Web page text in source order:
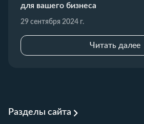
для вашего бизнеса
29 сентября 2024 г.
Читать далее
Разделы сайта